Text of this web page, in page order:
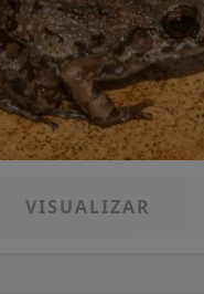
VISUALIZAR